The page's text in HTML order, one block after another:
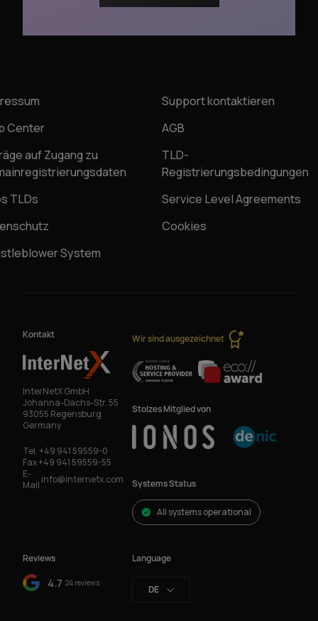
Support kontaktieren
Center
AGB
auf Zugang zu
TLD-
Registrierungsbedingungen
TLDs
Service Level Agreements
Cookies
System
Kontakt
InterNetX GmbH
Johanna-Dachs-Str. 55
93055 Regensburg
Germany
Tel.+49 941 59559-0
Fax+49 941 59559-55
E-
Mail info@internetx.com
Wir sind ausgezeichnet
Stolzes Mitglied von
Reviews
4.7 24 reviews
Systems Status
All systems operational
Language
DE